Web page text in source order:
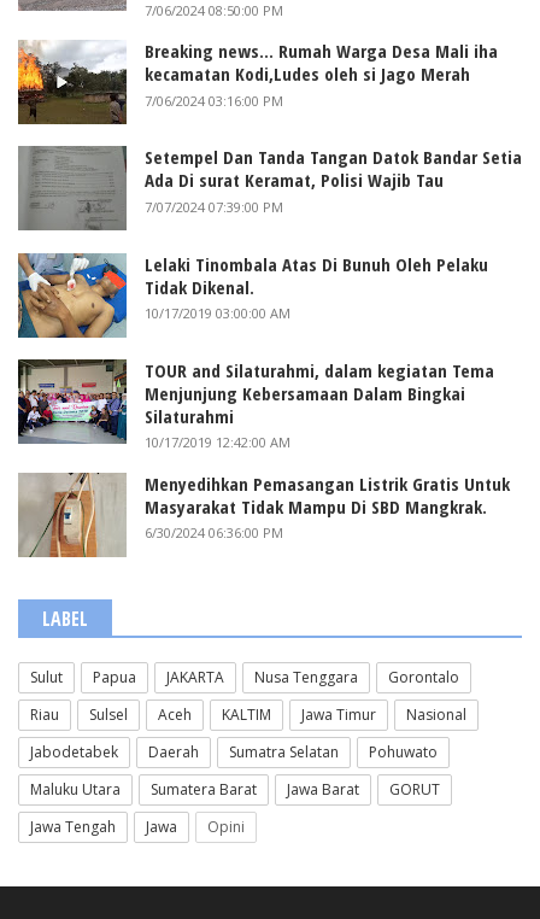
7/06/2024 08:50:00 PM
Breaking news... Rumah Warga Desa Mali iha
kecamatan Kodi,Ludes oleh si Jago Merah
7/06/2024 03:16:00 PM
Setempel Dan Tanda Tangan Datok Bandar Setia
Ada Di surat Keramat, Polisi Wajib Tau
7/07/2024 07:39:00 PM
Lelaki Tinombala Atas Di Bunuh Oleh Pelaku
Tidak Dikenal.
10/17/2019 03:00:00 AM
TOUR and Silaturahmi, dalam kegiatan Tema
Menjunjung Kebersamaan Dalam Bingkai
Silaturahmi
10/17/2019 12:42:00 AM
Menyedihkan Pemasangan Listrik Gratis Untuk
Masyarakat Tidak Mampu Di SBD Mangkrak.
6/30/2024 06:36:00 PM
LABEL
Sulut Papua JAKARTA Nusa Tenggara
Gorontalo
Riau
Sulsel Aceh KALTIM Jawa Timur
Nasional
Jabodetabek
Daerah Sumatra Selatan
Pohuwato
Maluku Utara
Sumatera Barat Jawa Barat
GORUT
Jawa Tengah
Jawa Opini